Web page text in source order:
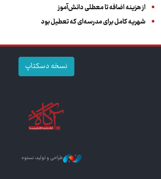
از هزینه اضافه تا معطلی دانش‌آموز
شهریه کامل برای مدرسه‌ای که تعطیل بود
نسخه دسکتاپ
طراحی و تولید: نستوه